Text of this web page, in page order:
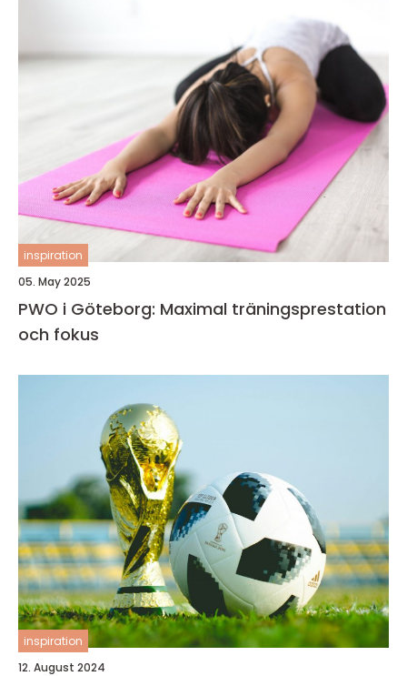
inspiration
05. May 2025
PWO i Göteborg: Maximal träningsprestation
och fokus
inspiration
12. August 2024